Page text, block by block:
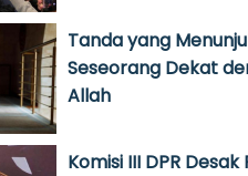
Tanda yang
Seseorang Dekat
Allah
Komisi III DPR Desak